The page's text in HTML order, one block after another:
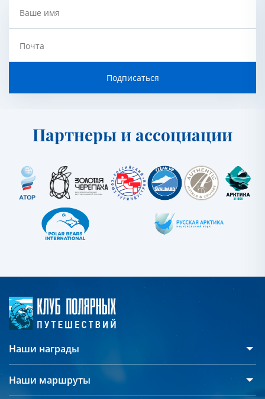
Ваше имя
Почта
Подписаться
Партнеры и ассоциации
Наши награды
Наши маршруты